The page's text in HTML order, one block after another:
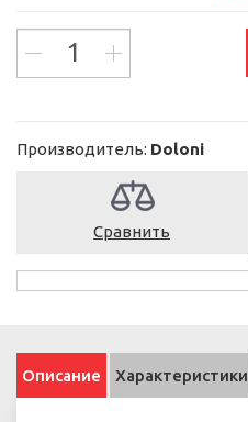
Производитель: Doloni
Сравнить
Описание Характеристики